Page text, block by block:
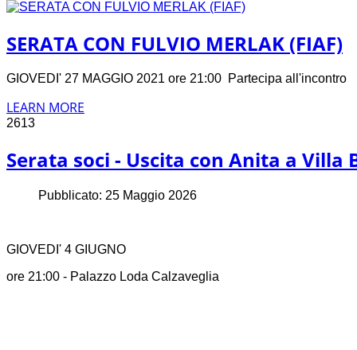
SERATA CON FULVIO MERLAK (FIAF)
GIOVEDI' 27 MAGGIO 2021 ore 21:00 Partecipa all'incontro
LEARN MORE
2613
Serata soci - Uscita con Anita a Villa
Pubblicato: 25 Maggio 2026
GIOVEDI' 4 GIUGNO
ore 21:00 - Palazzo Loda Calzaveglia